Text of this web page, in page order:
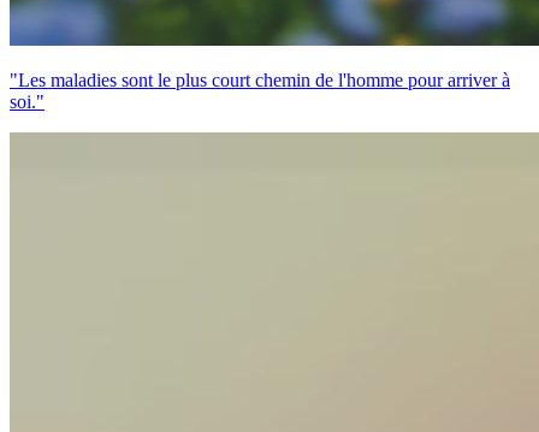
"Les maladies sont le plus court chemin de l'homme pour arriver à
soi."